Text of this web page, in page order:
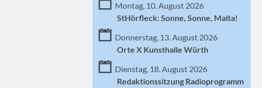
Montag, 10. August 2026
StHörfleck: Sonne, Sonne, Malta!
Donnerstag, 13. August 2026
Orte X Kunsthalle Würth
Dienstag, 18. August 2026
Redaktionssitzung Radioprogramm